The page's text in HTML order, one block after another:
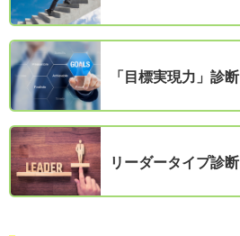
「目標実現力」診断
リーダータイプ診断